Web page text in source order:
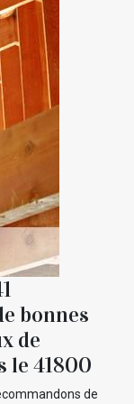
bonnes
de
le 41800
de